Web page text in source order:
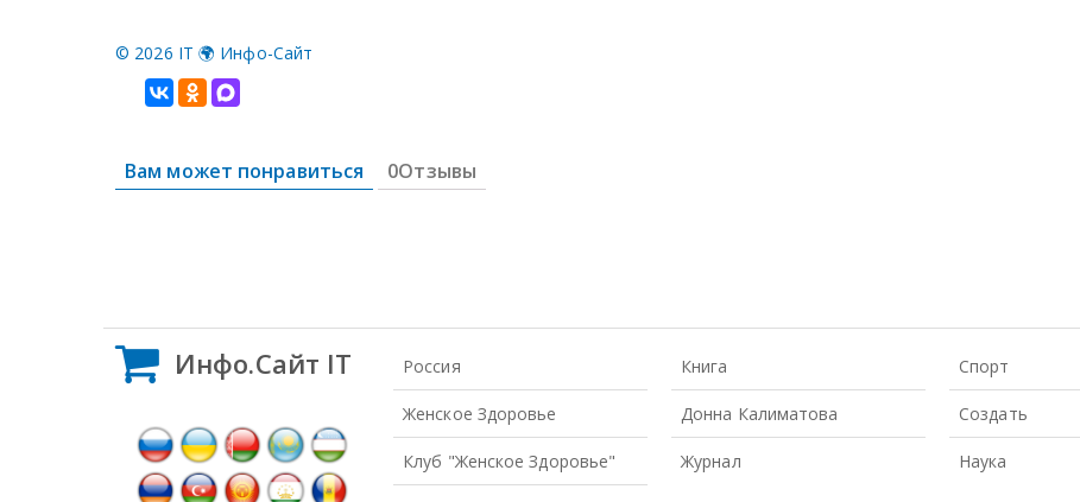
© 2026 IT 🌍 Инфо-Сайт
Вам может понравиться 0Отзывы
Инфо.Сайт IT Россия
Женское Здоровье
Клуб "Женское Здоровье"
Книга
Донна Калиматова
Журнал
Спорт
Создать
Наука